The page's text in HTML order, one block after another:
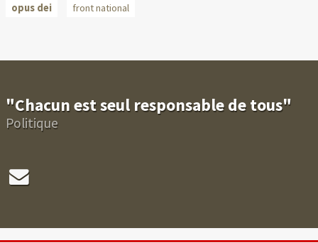
opus dei
front national
"Chacun est seul responsable de tous"
Politique